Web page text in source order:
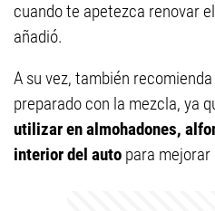
cuando te apetezca renovar
añadió.
A su vez, también
preparado con la mezcla, ya
utilizar en almohadones,
interior del auto para